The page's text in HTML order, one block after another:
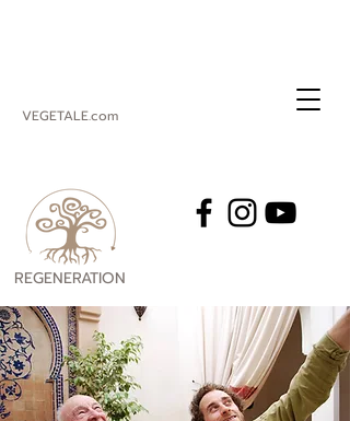
VEGETALE.com
REGENERATION